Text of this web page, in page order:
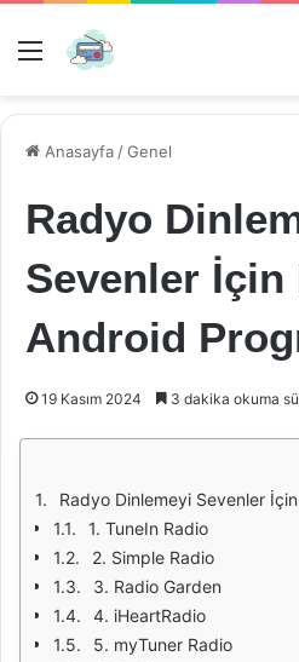
Menü
Anasayfa /Genel
Radyo
Sevenler İçin
Android
19 Kasım 2024 3 dakika okuma
Radyo Dinlemeyi Sevenler
1. TuneIn Radio
2. Simple Radio
3. Radio Garden
4. iHeartRadio
5. myTuner Radio